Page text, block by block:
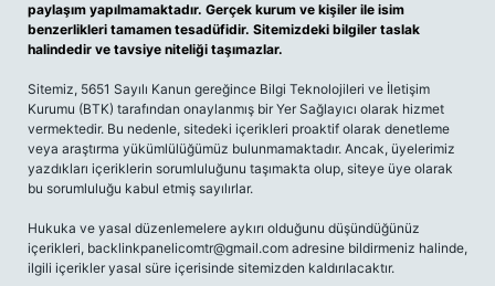
paylaşım yapılmamaktadır. Gerçek kurum ve kişiler ile isim
benzerlikleri tamamen tesadüfidir. Sitemizdeki bilgiler taslak
halindedir ve tavsiye niteliği taşımazlar.
Sitemiz, 5651 Sayılı Kanun gereğince Bilgi Teknolojileri ve İletişim
Kurumu (BTK) tarafından onaylanmış bir Yer Sağlayıcı olarak hizmet
vermektedir. Bu nedenle, sitedeki içerikleri proaktif olarak denetleme
veya araştırma yükümlülüğümüz bulunmamaktadır. Ancak, üyelerimiz
yazdıkları içeriklerin sorumluluğunu taşımakta olup, siteye üye olarak
bu sorumluluğu kabul etmiş sayılırlar.
Hukuka ve yasal düzenlemelere aykırı olduğunu düşündüğünüz
içerikleri, backlinkpanelicomtr@gmail.com adresine bildirmeniz halinde,
ilgili içerikler yasal süre içerisinde sitemizden kaldırılacaktır.